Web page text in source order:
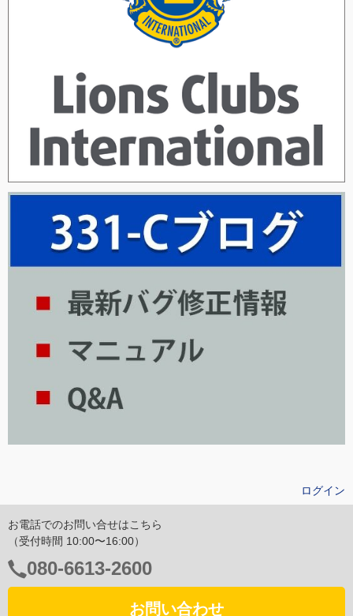
ログイン
お電話でのお問い合せはこちら
（受付時間 10:00〜16:00）
電
話
080-6613-2600
お問い合わせ